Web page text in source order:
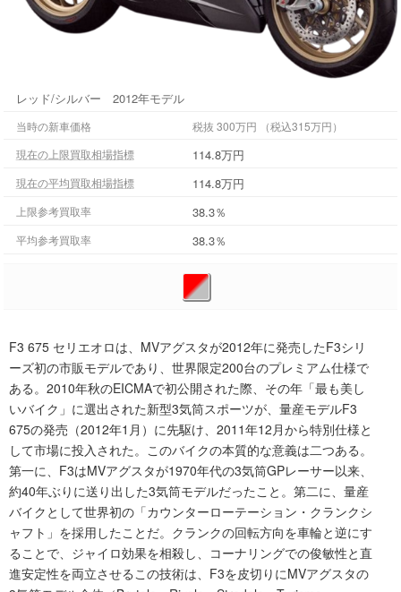
レッド/シルバー 2012年モデル
当時の新車価格
税抜 300万円 （税込315万円）
現在の上限買取相場指標
114.8万円
現在の平均買取相場指標 114.8万円
上限参考買取率 38.3％
平均参考買取率 38.3％
F3 675 セリエオロは、MVアグスタが2012年に発売したF3シリ
ーズ初の市販モデルであり、世界限定200台のプレミアム仕様で
ある。2010年秋のEICMAで初公開された際、その年「最も美し
いバイク」に選出された新型3気筒スポーツが、量産モデルF3
675の発売（2012年1月）に先駆け、2011年12月から特別仕様と
して市場に投入された。このバイクの本質的な意義は二つある。
第一に、F3はMVアグスタが1970年代の3気筒GPレーサー以来、
約40年ぶりに送り出した3気筒モデルだったこと。第二に、量産
バイクとして世界初の「カウンターローテーション・クランクシ
ャフト」を採用したことだ。クランクの回転方向を車輪と逆にす
ることで、ジャイロ効果を相殺し、コーナリングでの俊敏性と直
進安定性を両立させるこの技術は、F3を皮切りにMVアグスタの